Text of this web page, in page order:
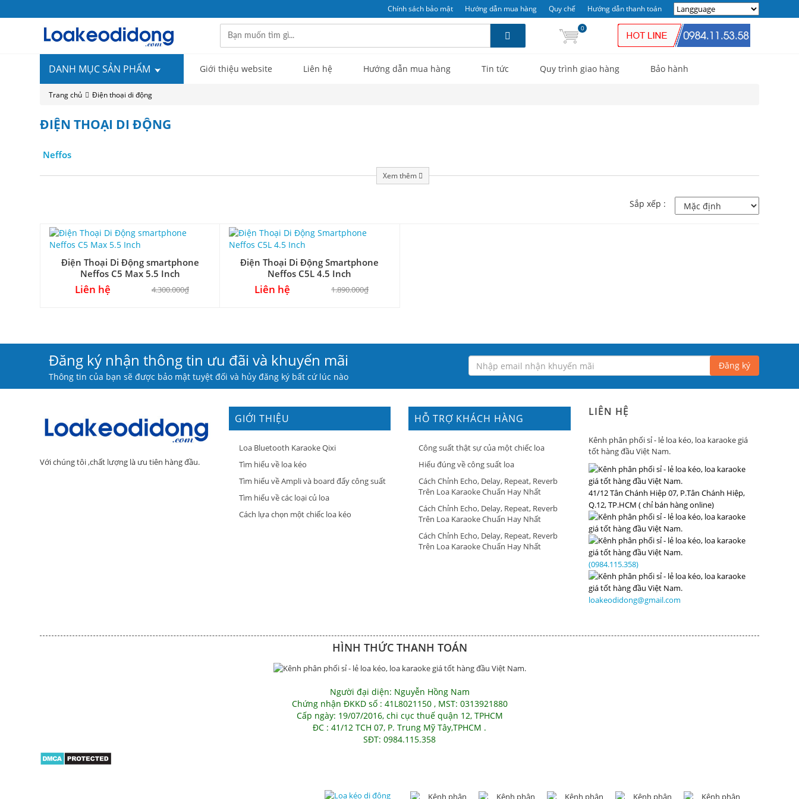
Chính sách bảo mật Hướng dẫn mua hàng Quy chế Hướng dẫn thanh toán
0
DANH MỤC SẢN PHẨM Giới thiệu website Liên hệ Hướng dẫn mua hàng Tin tức Quy trình giao hàng Bảo hành
Trang chủ Điện thoại di động
ĐIỆN THOẠI DI ĐỘNG
Neffos
Xem thêm
Sắp xếp :
Điện Thoại Di Động smartphone
Neffos C5 Max 5.5 Inch
Liên hệ 4.300.000₫
Điện Thoại Di Động Smartphone
Neffos C5L 4.5 Inch
Liên hệ 1.890.000₫
Đăng ký nhận thông tin ưu đãi và khuyến mãi
Thông tin của bạn sẽ được bảo mật tuyệt đối và hủy đăng ký bất cứ lúc nào
Đăng ký
Với chúng tôi ,chất lượng là ưu tiên hàng đầu.
GIỚI THIỆU
Loa Bluetooth Karaoke Qixi
Tìm hiểu về loa kéo
Tìm hiểu về Ampli và board đẩy công suất
Tìm hiểu về các loại củ loa
Cách lựa chọn một chiếc loa kéo
HỖ TRỢ KHÁCH HÀNG
Công suất thật sự của một chiếc loa
Hiểu đúng về công suất loa
Cách Chỉnh Echo, Delay, Repeat, Reverb
Trên Loa Karaoke Chuẩn Hay Nhất
Cách Chỉnh Echo, Delay, Repeat, Reverb
Trên Loa Karaoke Chuẩn Hay Nhất
Cách Chỉnh Echo, Delay, Repeat, Reverb
Trên Loa Karaoke Chuẩn Hay Nhất
LIÊN HỆ
Kênh phân phối sỉ - lẻ loa kéo, loa karaoke giá
tốt hàng đầu Việt Nam.
41/12 Tân Chánh Hiệp 07, P.Tân Chánh Hiệp,
Q.12, TP.HCM ( chỉ bán hàng online)
(0984.115.358)
loakeodidong@gmail.com
HÌNH THỨC THANH TOÁN
Người đại diện: Nguyễn Hồng Nam
Chứng nhận ĐKKD số : 41L8021150 , MST: 0313921880
Cấp ngày: 19/07/2016, chi cục thuế quận 12, TPHCM
ĐC : 41/12 TCH 07, P. Trung Mỹ Tây,TPHCM .
SĐT: 0984.115.358